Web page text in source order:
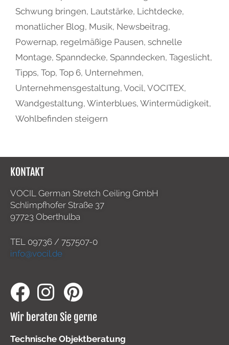
Schwung bringen, Lautstärke, Lichtdecke,
monatlicher Blog, Musik, Newsbeitrag,
Powernap, regelmäßige Pausen, schnelle
Montage, Spanndecke, Spanndecken, Tageslicht,
Tipps, Top, Top 6, Unternehmen,
Unternehmensgestaltung, Vocil, VOCITEX,
Wandgestaltung, Winterblues, Wintermüdigkeit,
Wohlbefinden steigern
KONTAKT
VOCIL German Stretch Ceiling GmbH
Schlimpfhofer Straße 37
97723 Oberthulba
TEL 09736 / 757507-0
info@vocil.de
Wir beraten Sie gerne
Technische Objektberatung